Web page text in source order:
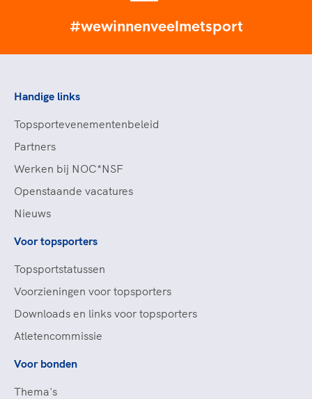
#wewinnenveelmetsport
Handige links
Topsportevenementenbeleid
Partners
Werken bij NOC*NSF
Openstaande vacatures
Nieuws
Voor topsporters
Topsportstatussen
Voorzieningen voor topsporters
Downloads en links voor topsporters
Atletencommissie
Voor bonden
Thema's